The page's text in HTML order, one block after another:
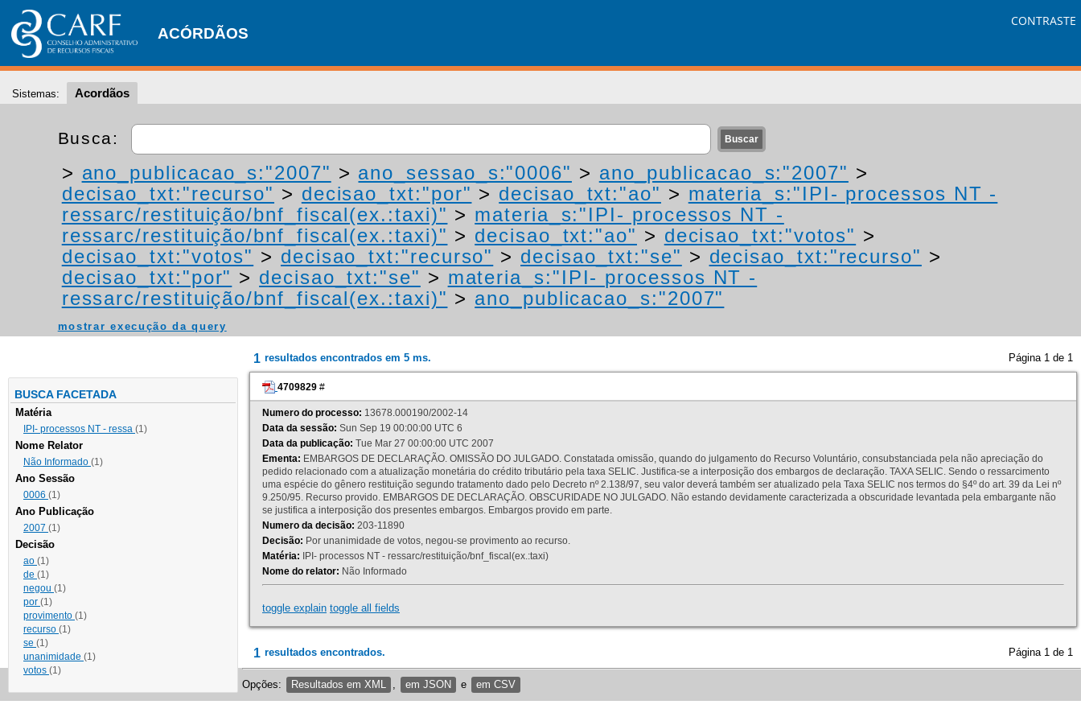
ACÓRDÃOS
CONTRASTE
Sistemas: Acordãos
Busca:
> ano_publicacao_s:"2007" > ano_sessao_s:"0006" > ano_publicacao_s:"2007" >
decisao_txt:"recurso" > decisao_txt:"por" > decisao_txt:"ao" > materia_s:"IPI- processos NT -
ressarc/restituição/bnf_fiscal(ex.:taxi)" > materia_s:"IPI- processos NT -
ressarc/restituição/bnf_fiscal(ex.:taxi)" > decisao_txt:"ao" > decisao_txt:"votos" >
decisao_txt:"votos" > decisao_txt:"recurso" > decisao_txt:"se" > decisao_txt:"recurso" >
decisao_txt:"por" > decisao_txt:"se" > materia_s:"IPI- processos NT -
ressarc/restituição/bnf_fiscal(ex.:taxi)" > ano_publicacao_s:"2007"
mostrar execução da query
BUSCA FACETADA
Matéria
IPI- processos NT - ressa (1)
Nome Relator
Não Informado (1)
Ano Sessão
0006 (1)
Ano Publicação
2007 (1)
Decisão
ao (1)
de (1)
negou (1)
por (1)
provimento (1)
recurso (1)
se (1)
unanimidade (1)
votos (1)
1 resultados encontrados em 5 ms. Página 1 de 1
4709829 #
Numero do processo: 13678.000190/2002-14
Data da sessão: Sun Sep 19 00:00:00 UTC 6
Data da publicação: Tue Mar 27 00:00:00 UTC 2007
Ementa: EMBARGOS DE DECLARAÇÃO. OMISSÃO DO JULGADO. Constatada omissão, quando do julgamento do Recurso Voluntário, consubstanciada pela não apreciação do
pedido relacionado com a atualização monetária do crédito tributário pela taxa SELIC. Justifica-se a interposição dos embargos de declaração. TAXA SELIC. Sendo o ressarcimento
uma espécie do gênero restituição segundo tratamento dado pelo Decreto nº 2.138/97, seu valor deverá também ser atualizado pela Taxa SELIC nos termos do §4º do art. 39 da Lei nº
9.250/95. Recurso provido. EMBARGOS DE DECLARAÇÃO. OBSCURIDADE NO JULGADO. Não estando devidamente caracterizada a obscuridade levantada pela embargante não
se justifica a interposição dos presentes embargos. Embargos provido em parte.
Numero da decisão: 203-11890
Decisão: Por unanimidade de votos, negou-se provimento ao recurso.
Matéria: IPI- processos NT - ressarc/restituição/bnf_fiscal(ex.:taxi)
Nome do relator: Não Informado
toggle explain toggle all fields
1 resultados encontrados. Página 1 de 1
Opções: Resultados em XML em JSON e em CSV